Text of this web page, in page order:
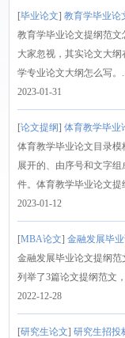
[毕业论文]教育学毕业论
教育学毕业论文提纲范
大家忽视，其实论文大
学专业论文大纲怎么写。...
2023-01-31
[论文提纲]体育教学毕业
体育教学毕业论文目录
展开的、由序号和文字
件。体育教学毕业论文提
2023-01-12
[MBA论文]金融发展毕
金融发展毕业论文提纲
列举了3篇论文提纲范文
2022-12-28
[研究生论文]研究生招投